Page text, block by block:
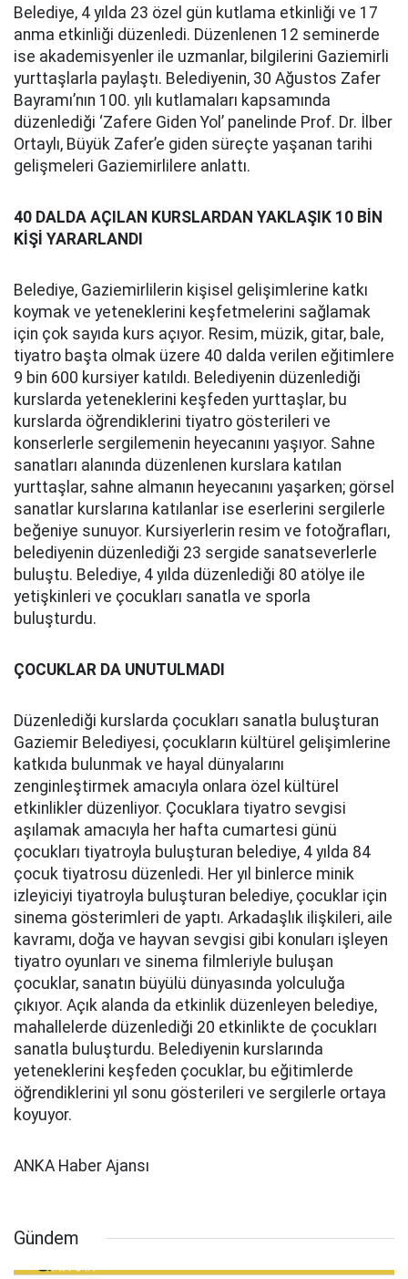
Belediye, 4 yılda 23 özel gün kutlama etkinliği ve 17
anma etkinliği düzenledi. Düzenlenen 12 seminerde
ise akademisyenler ile uzmanlar, bilgilerini Gaziemirli
yurttaşlarla paylaştı. Belediyenin, 30 Ağustos Zafer
Bayramı’nın 100. yılı kutlamaları kapsamında
düzenlediği ‘Zafere Giden Yol’ panelinde Prof. Dr. İlber
Ortaylı, Büyük Zafer’e giden süreçte yaşanan tarihi
gelişmeleri Gaziemirlilere anlattı.
40 DALDA AÇILAN KURSLARDAN YAKLAŞIK 10 BİN
KİŞİ YARARLANDI
Belediye, Gaziemirlilerin kişisel gelişimlerine katkı
koymak ve yeteneklerini keşfetmelerini sağlamak
için çok sayıda kurs açıyor. Resim, müzik, gitar, bale,
tiyatro başta olmak üzere 40 dalda verilen eğitimlere
9 bin 600 kursiyer katıldı. Belediyenin düzenlediği
kurslarda yeteneklerini keşfeden yurttaşlar, bu
kurslarda öğrendiklerini tiyatro gösterileri ve
konserlerle sergilemenin heyecanını yaşıyor. Sahne
sanatları alanında düzenlenen kurslara katılan
yurttaşlar, sahne almanın heyecanını yaşarken; görsel
sanatlar kurslarına katılanlar ise eserlerini sergilerle
beğeniye sunuyor. Kursiyerlerin resim ve fotoğrafları,
belediyenin düzenlediği 23 sergide sanatseverlerle
buluştu. Belediye, 4 yılda düzenlediği 80 atölye ile
yetişkinleri ve çocukları sanatla ve sporla
buluşturdu.
ÇOCUKLAR DA UNUTULMADI
Düzenlediği kurslarda çocukları sanatla buluşturan
Gaziemir Belediyesi, çocukların kültürel gelişimlerine
katkıda bulunmak ve hayal dünyalarını
zenginleştirmek amacıyla onlara özel kültürel
etkinlikler düzenliyor. Çocuklara tiyatro sevgisi
aşılamak amacıyla her hafta cumartesi günü
çocukları tiyatroyla buluşturan belediye, 4 yılda 84
çocuk tiyatrosu düzenledi. Her yıl binlerce minik
izleyiciyi tiyatroyla buluşturan belediye, çocuklar için
sinema gösterimleri de yaptı. Arkadaşlık ilişkileri, aile
kavramı, doğa ve hayvan sevgisi gibi konuları işleyen
tiyatro oyunları ve sinema filmleriyle buluşan
çocuklar, sanatın büyülü dünyasında yolculuğa
çıkıyor. Açık alanda da etkinlik düzenleyen belediye,
mahallelerde düzenlediği 20 etkinlikte de çocukları
sanatla buluşturdu. Belediyenin kurslarında
yeteneklerini keşfeden çocuklar, bu eğitimlerde
öğrendiklerini yıl sonu gösterileri ve sergilerle ortaya
koyuyor.
ANKA Haber Ajansı
Gündem